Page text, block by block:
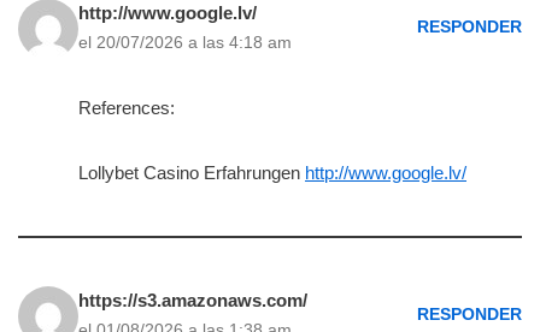
http://www.google.lv/
el 20/07/2026 a las 4:18 am
RESPONDER
References:
Lollybet Casino Erfahrungen http://www.google.lv/
https://s3.amazonaws.com/
RESPONDER